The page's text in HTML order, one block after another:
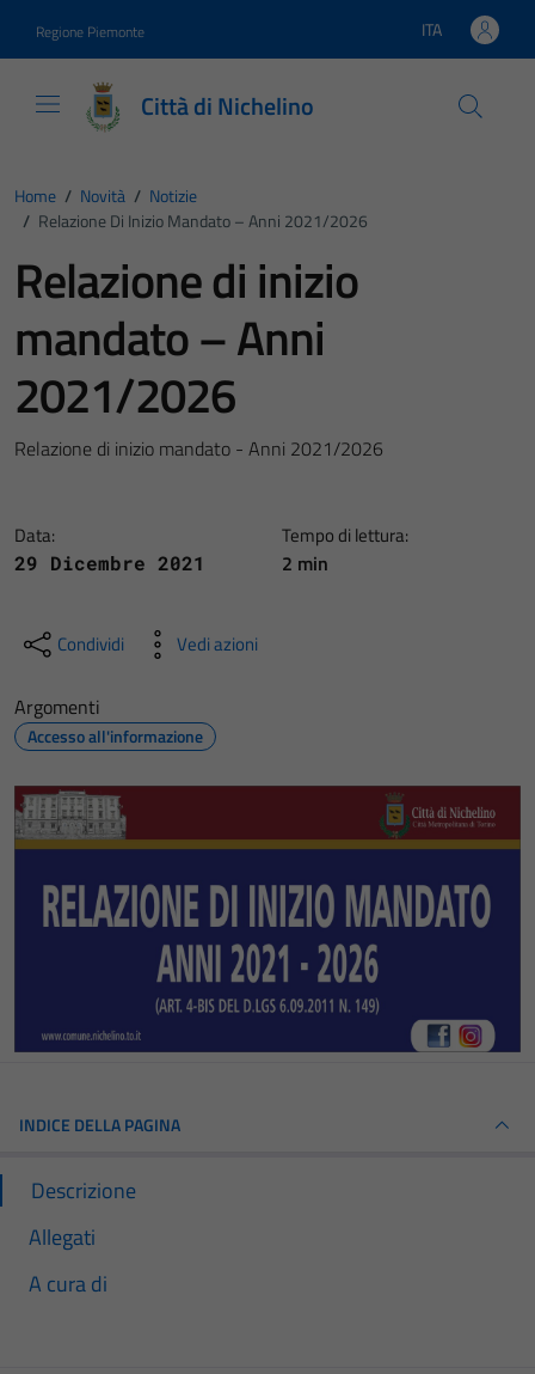
Regione Piemonte Lingua attiva:
ITA
Città di Nichelino
Home / Novità / Notizie
/ Relazione Di Inizio Mandato – Anni 2021/2026
Relazione di inizio
mandato – Anni
2021/2026
Relazione di inizio mandato - Anni 2021/2026
Data:
29 Dicembre 2021
Tempo di lettura:
2 min
Condividi Vedi azioni
Argomenti
Accesso all'informazione
INDICE DELLA PAGINA
Descrizione
Allegati
A cura di